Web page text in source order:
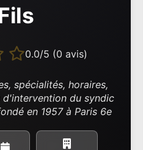
0.0/5 (0 avis)
spécialités, horaires,
d'intervention du syndic
en 1957 à Paris 6e